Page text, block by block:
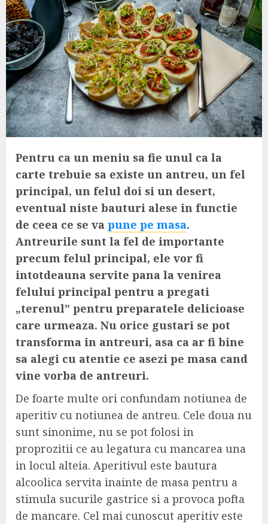
Pentru ca un meniu sa fie unul ca la
carte trebuie sa existe un antreu, un fel
principal, un felul doi si un desert,
eventual niste bauturi alese in functie
de ceea ce se va pune pe masa.
Antreurile sunt la fel de importante
precum felul principal, ele vor fi
intotdeauna servite pana la venirea
felului principal pentru a pregati
„terenul” pentru preparatele delicioase
care urmeaza. Nu orice gustari se pot
transforma in antreuri, asa ca ar fi bine
sa alegi cu atentie ce asezi pe masa cand
vine vorba de antreuri.
De foarte multe ori confundam notiunea de
aperitiv cu notiunea de antreu. Cele doua nu
sunt sinonime, nu se pot folosi in
proprozitii ce au legatura cu mancarea una
in locul alteia. Aperitivul este bautura
alcoolica servita inainte de masa pentru a
stimula sucurile gastrice si a provoca pofta
de mancare. Cel mai cunoscut aperitiv este